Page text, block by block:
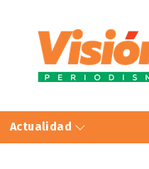
Actualidad